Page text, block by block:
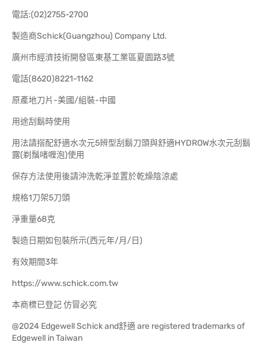
電話:(02)2755-2700
製造商Schick(Guangzhou) Company Ltd.
廣州市經濟技術開發區東基工業區夏園路3號
電話(8620)8221-1162
原產地刀片-美國/組裝-中國
用途刮鬍時使用
用法請搭配舒適水次元5辨型刮鬍刀頭與舒適HYDROW水次元刮鬍
露(剃鬚啫喱泡)使用
保存方法使用後請沖洗乾淨並置於乾燥陰涼處
規格1刀架5刀頭
淨重量68克
製造日期如包裝所示(西元年/月/日)
有效期間3年
https://www.schick.com.tw
本商標已登記 仿冒必究
@2024 Edgewell Schick and舒適 are registered trademarks of
Edgewell in Taiwan